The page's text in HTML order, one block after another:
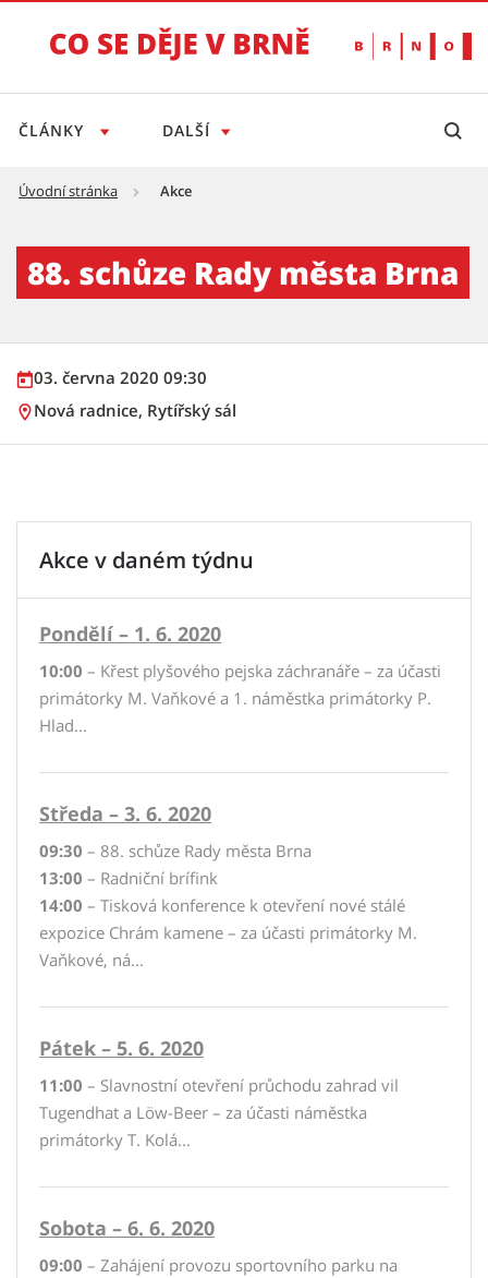
ČLÁNKY DALŠÍ
Úvodní stránka Akce
88. schůze Rady města Brna
03. června 2020 09:30
Nová radnice, Rytířský sál
Akce v daném týdnu
Pondělí – 1. 6. 2020
10:00 – Křest plyšového pejska záchranáře – za účasti
primátorky M. Vaňkové a 1. náměstka primátorky P.
Hlad...
Středa – 3. 6. 2020
09:30 – 88. schůze Rady města Brna
13:00 – Radniční brífink
14:00 – Tisková konference k otevření nové stálé
expozice Chrám kamene – za účasti primátorky M.
Vaňkové, ná...
Pátek – 5. 6. 2020
11:00 – Slavnostní otevření průchodu zahrad vil
Tugendhat a Löw-Beer – za účasti náměstka
primátorky T. Kolá...
Sobota – 6. 6. 2020
09:00 – Zahájení provozu sportovního parku na